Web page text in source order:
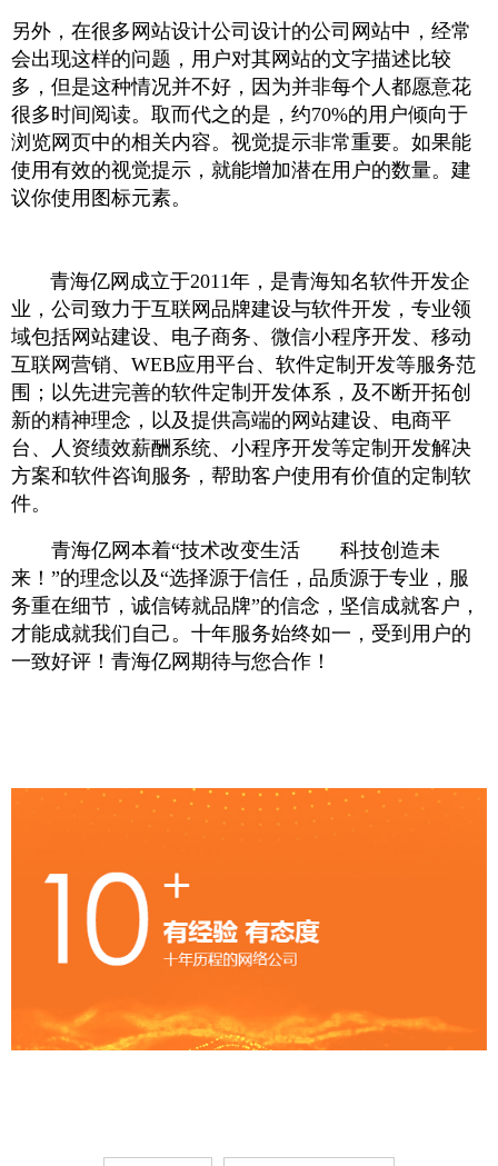
另外，在很多网站设计公司设计的公司网站中，经常
会出现这样的问题，用户对其网站的文字描述比较
多，但是这种情况并不好，因为并非每个人都愿意花
很多时间阅读。取而代之的是，约70%的用户倾向于
浏览网页中的相关内容。视觉提示非常重要。如果能
使用有效的视觉提示，就能增加潜在用户的数量。建
议你使用图标元素。
青海亿网成立于2011年，是青海知名软件开发企
业，公司致力于互联网品牌建设与软件开发，专业领
域包括网站建设、电子商务、微信小程序开发、移动
互联网营销、WEB应用平台、软件定制开发等服务范
围；以先进完善的软件定制开发体系，及不断开拓创
新的精神理念，以及提供高端的网站建设、电商平
台、人资绩效薪酬系统、小程序开发等定制开发解决
方案和软件咨询服务，帮助客户使用有价值的定制软
件。
青海亿网本着“技术改变生活 科技创造未
来！”的理念以及“选择源于信任，品质源于专业，服
务重在细节，诚信铸就品牌”的信念，坚信成就客户，
才能成就我们自己。十年服务始终如一，受到用户的
一致好评！青海亿网期待与您合作！